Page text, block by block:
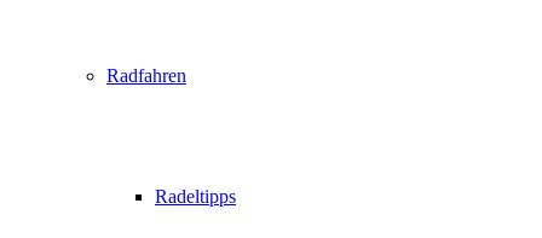
Radfahren
Radeltipps